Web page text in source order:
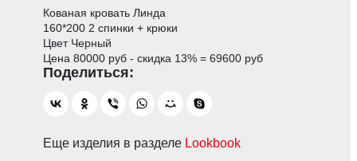
Кованая кровать Линда
160*200 2 спинки + крюки
Цвет Черный
Цена 80000 руб - скидка 13% = 69600 руб
Еще изделия в разделе Lookbook